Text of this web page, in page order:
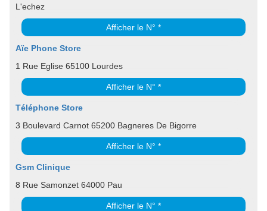
L'echez
Afficher le N° *
Aïe Phone Store
1 Rue Eglise 65100 Lourdes
Afficher le N° *
Téléphone Store
3 Boulevard Carnot 65200 Bagneres De Bigorre
Afficher le N° *
Gsm Clinique
8 Rue Samonzet 64000 Pau
Afficher le N° *